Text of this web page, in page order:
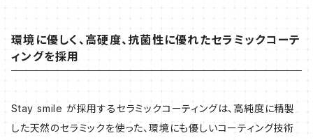
環境に優しく、高硬度、抗菌性に優れたセラミックコーテ
ィングを採用
Stay smile が採用するセラミックコーティングは、高純度に精製
した天然のセラミックを使った、環境にも優しいコーティング技術